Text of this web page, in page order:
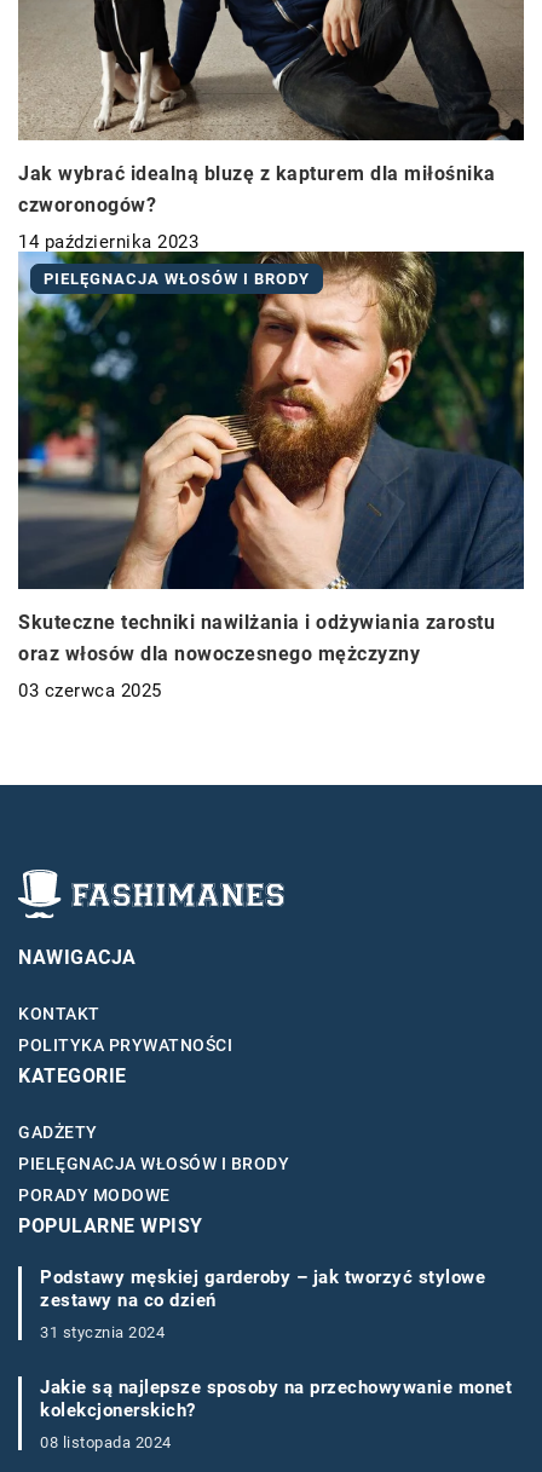
Jak wybrać idealną bluzę z kapturem dla miłośnika
czworonogów?
14 października 2023
PIELĘGNACJA WŁOSÓW I BRODY
Skuteczne techniki nawilżania i odżywiania zarostu
oraz włosów dla nowoczesnego mężczyzny
03 czerwca 2025
NAWIGACJA
KONTAKT
POLITYKA PRYWATNOŚCI
KATEGORIE
GADŻETY
PIELĘGNACJA WŁOSÓW I BRODY
PORADY MODOWE
POPULARNE WPISY
Podstawy męskiej garderoby – jak tworzyć stylowe
zestawy na co dzień
31 stycznia 2024
Jakie są najlepsze sposoby na przechowywanie monet
kolekcjonerskich?
08 listopada 2024